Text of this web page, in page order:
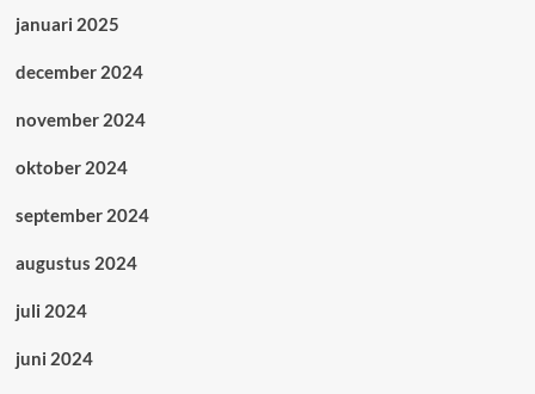
januari 2025
december 2024
november 2024
oktober 2024
september 2024
augustus 2024
juli 2024
juni 2024